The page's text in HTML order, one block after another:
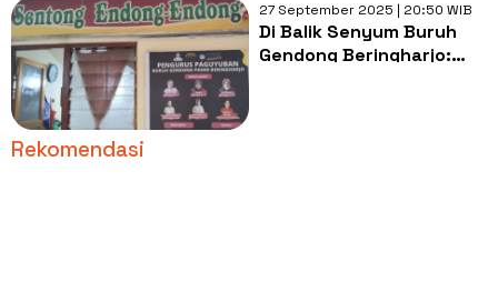
27 September 2025 | 20:50 WIB
Di Balik Senyum Buruh
Gendong Beringharjo:
Rekomendasi